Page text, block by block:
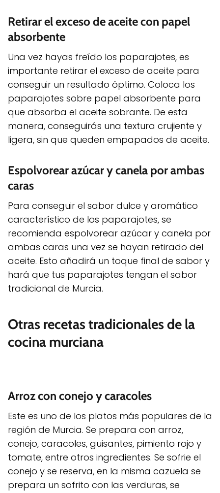
Retirar el exceso de aceite con papel
absorbente
Una vez hayas freído los paparajotes, es
importante retirar el exceso de aceite para
conseguir un resultado óptimo. Coloca los
paparajotes sobre papel absorbente para
que absorba el aceite sobrante. De esta
manera, conseguirás una textura crujiente y
ligera, sin que queden empapados de aceite.
Espolvorear azúcar y canela por ambas
caras
Para conseguir el sabor dulce y aromático
característico de los paparajotes, se
recomienda espolvorear azúcar y canela por
ambas caras una vez se hayan retirado del
aceite. Esto añadirá un toque final de sabor y
hará que tus paparajotes tengan el sabor
tradicional de Murcia.
Otras recetas tradicionales de la
cocina murciana
Arroz con conejo y caracoles
Este es uno de los platos más populares de la
región de Murcia. Se prepara con arroz,
conejo, caracoles, guisantes, pimiento rojo y
tomate, entre otros ingredientes. Se sofrie el
conejo y se reserva, en la misma cazuela se
prepara un sofrito con las verduras, se